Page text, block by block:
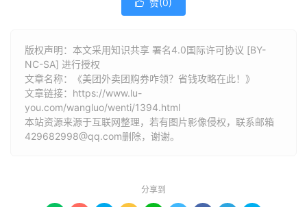
 赞(0)
版权声明：本文采用知识共享 署名4.0国际许可协议 [BY-
NC-SA] 进行授权
文章名称：《美团外卖团购券咋领？省钱攻略在此！》
文章链接： https://www.lu-
you.com/wangluo/wenti/1394.html
本站资源来源于互联网整理，若有图片影像侵权，联系邮箱
429682998@qq.com删除，谢谢。
分享到